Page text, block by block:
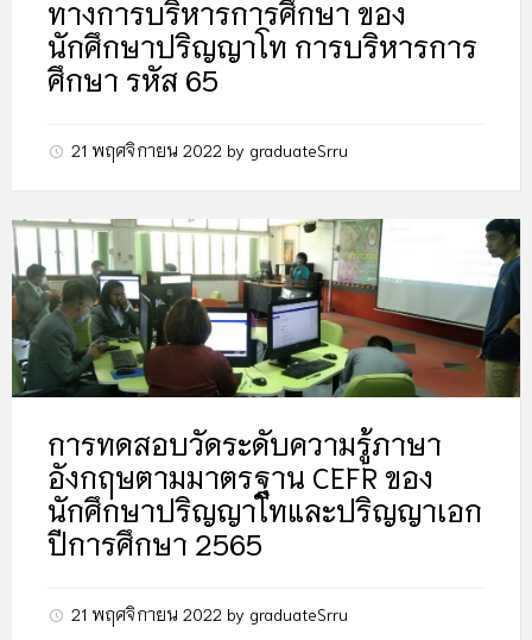
ทางการบริหารการศึกษา ของ
นักศึกษาปริญญาโท การบริหารการ
ศึกษา รหัส 65
21 พฤศจิกายน 2022 by graduateSrru
การทดสอบวัดระดับความรู้ภาษา
อังกฤษตามมาตรฐาน CEFR ของ
นักศึกษาปริญญาโทและปริญญาเอก
ปีการศึกษา 2565
21 พฤศจิกายน 2022 by graduateSrru